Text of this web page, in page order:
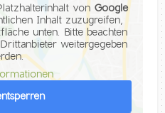
von Google
Inhalt zuzugreifen,
unten. Bitte beachten
weitergegeben